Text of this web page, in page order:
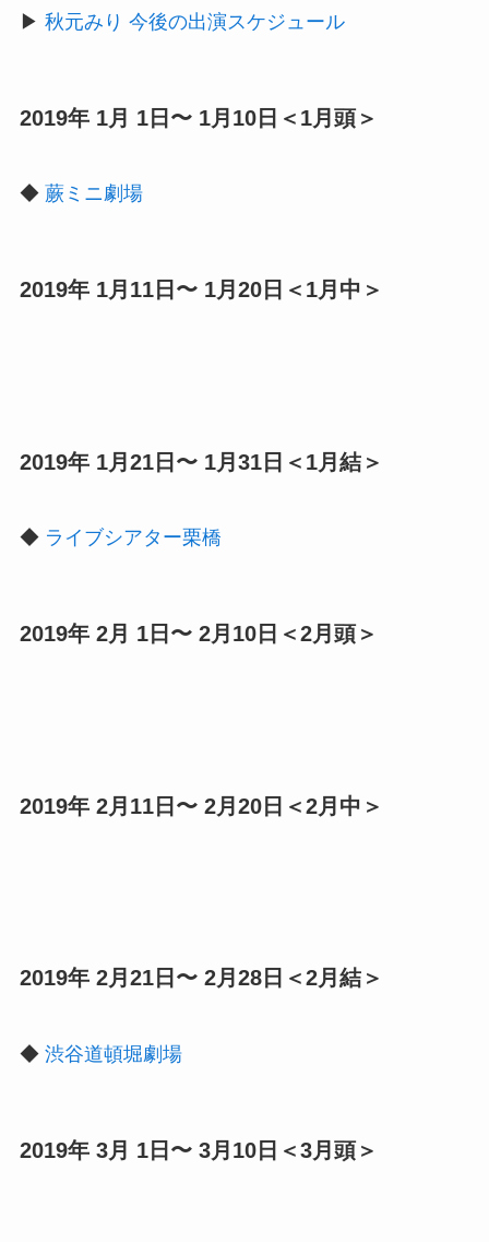
▶︎ 秋元みり 今後の出演スケジュール
2019年 1月 1日〜 1月10日＜1月頭＞
◆ 蕨ミニ劇場
2019年 1月11日〜 1月20日＜1月中＞
2019年 1月21日〜 1月31日＜1月結＞
◆ ライブシアター栗橋
2019年 2月 1日〜 2月10日＜2月頭＞
2019年 2月11日〜 2月20日＜2月中＞
2019年 2月21日〜 2月28日＜2月結＞
◆ 渋谷道頓堀劇場
2019年 3月 1日〜 3月10日＜3月頭＞